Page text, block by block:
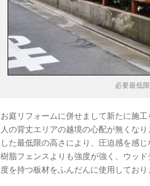
必要最低
お庭リフォームに併せまして新たに施
人の背丈エリアの越境の心配が無くな
した最低限の高さにより、圧迫感を感じ
樹脂フェンスよりも強度が強く、ウッ
度を持つ板材をふんだんに使用しており